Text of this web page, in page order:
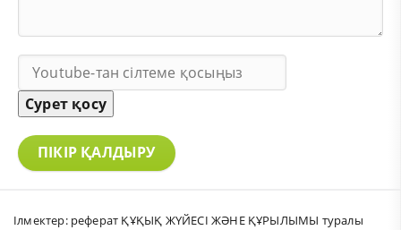
Сурет қосу
ПІКІР ҚАЛДЫРУ
Ілмектер: реферат ҚҰҚЫҚ ЖҮЙЕСІ ЖӘНЕ ҚҰРЫЛЫМЫ туралы